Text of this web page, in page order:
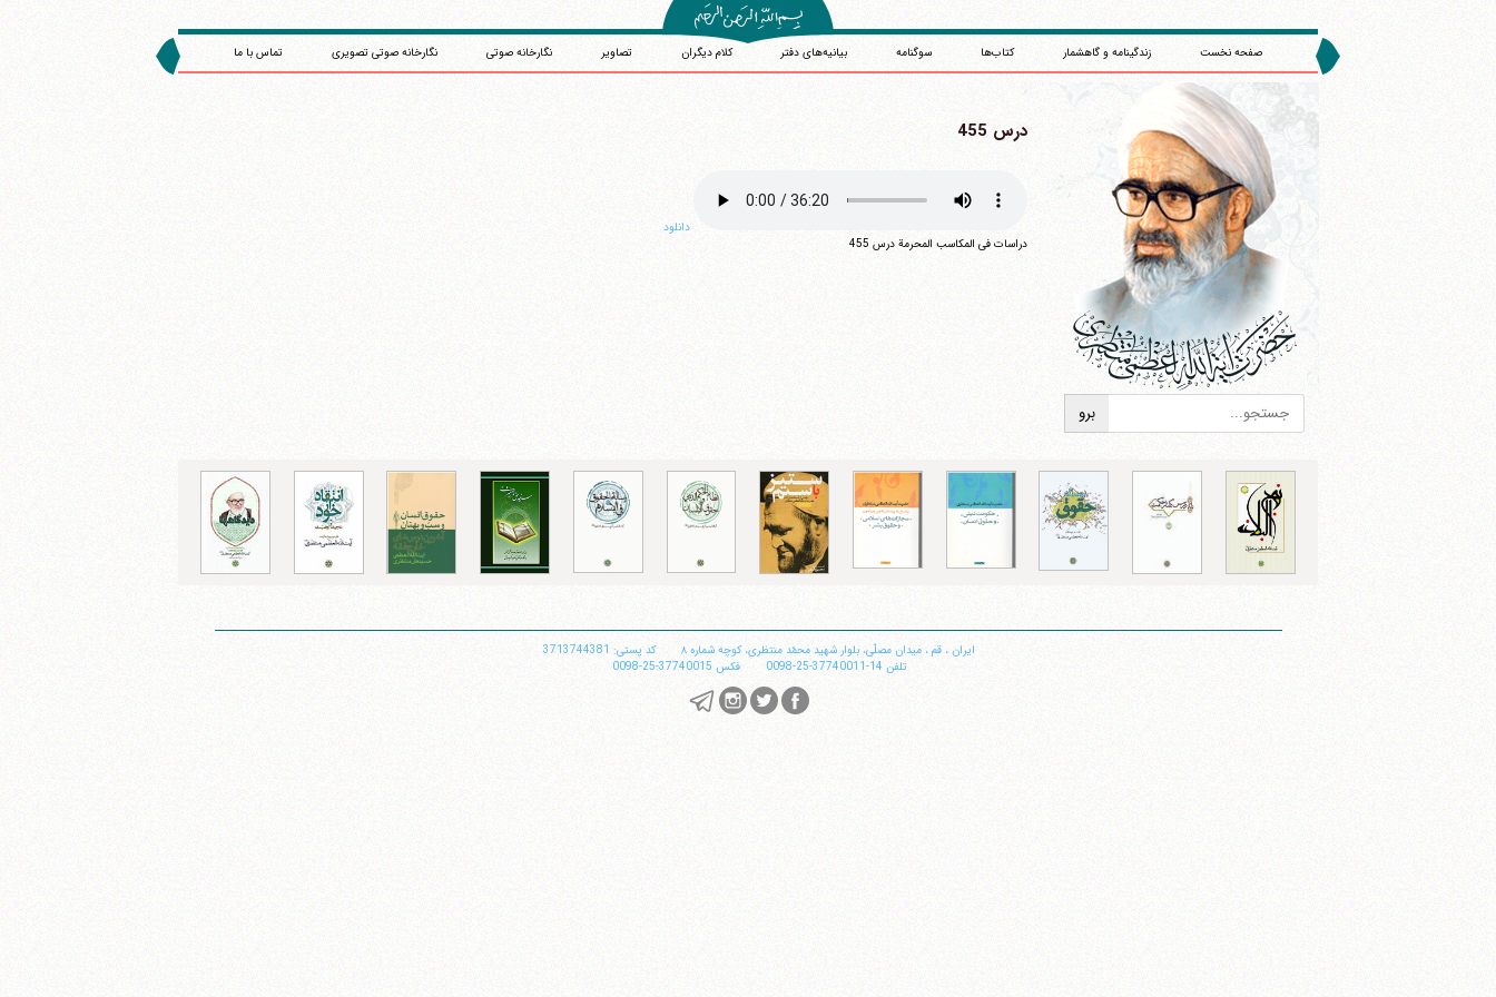
صفحه نخست زندگینامه و گاهشمار کتاب‌ها سوگنامه بیانیه‌های دفتر کلام دیگران تصاویر نگارخانه صوتی نگارخانه صوتی تصویری تماس با ما
درس 455
دانلود
دراسات فی المکاسب المحرمة درس 455
ایران ، قم ، میدان مصلّی، بلوار شهید محمّد منتظری، كوچه شماره ٨
کد پستی: 3713744381
تلفن 14-37740011-25-0098 فکس 37740015-25-0098
فکس37740015-25-98+